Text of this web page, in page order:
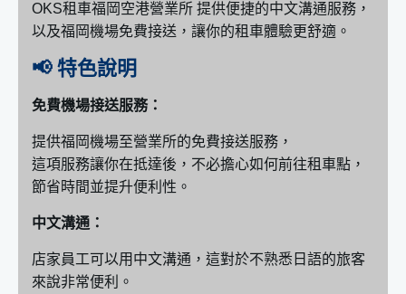
OKS租車福岡空港營業所 提供便捷的中文溝通服務，
以及福岡機場免費接送，讓你的租車體驗更舒適。
📢 特色說明
免費機場接送服務：
提供福岡機場至營業所的免費接送服務，
這項服務讓你在抵達後，不必擔心如何前往租車點，
節省時間並提升便利性。
中文溝通：
店家員工可以用中文溝通，這對於不熟悉日語的旅客
來說非常便利。